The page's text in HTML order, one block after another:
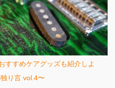
すすめケアグッズも紹介しよ
り言 vol.4〜